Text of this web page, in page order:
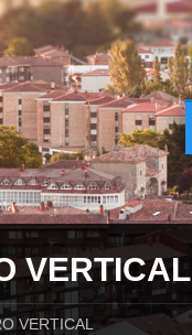
VERTICAL
VERTICAL